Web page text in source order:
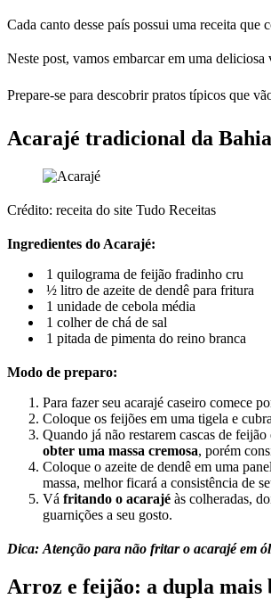
Cada canto desse país possui uma receita
Neste post, vamos embarcar em uma
Prepare-se para descobrir pratos típicos que
Acarajé tradicional da Bahia
Crédito: receita do site Tudo Receitas
Ingredientes do Acarajé:
1 quilograma de feijão fradinho cru
½ litro de azeite de dendê para fritura
1 unidade de cebola média
1 colher de chá de sal
1 pitada de pimenta do reino branca
Modo de preparo:
Para fazer seu acarajé caseiro comece
Coloque os feijões em uma tigela e
Quando já não restarem cascas de
obter uma massa cremosa, porém
Coloque o azeite de dendê em uma
massa, melhor ficará a consistência de
Vá fritando o acarajé às colheradas,
guarnições a seu gosto.
Dica: Atenção para não fritar o acarajé em
Arroz e feijão: a dupla mais